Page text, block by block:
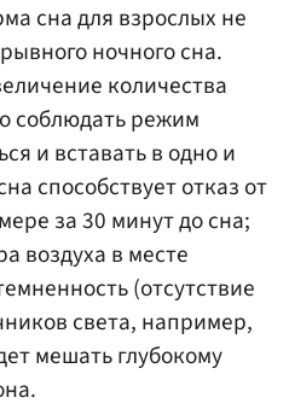
сна для взрослых не
ночного сна.
количества
соблюдать режим
и вставать в одно и
способствует отказ от
за 30 минут до сна;
воздуха в месте
(отсутствие
света, например,
мешать глубокому